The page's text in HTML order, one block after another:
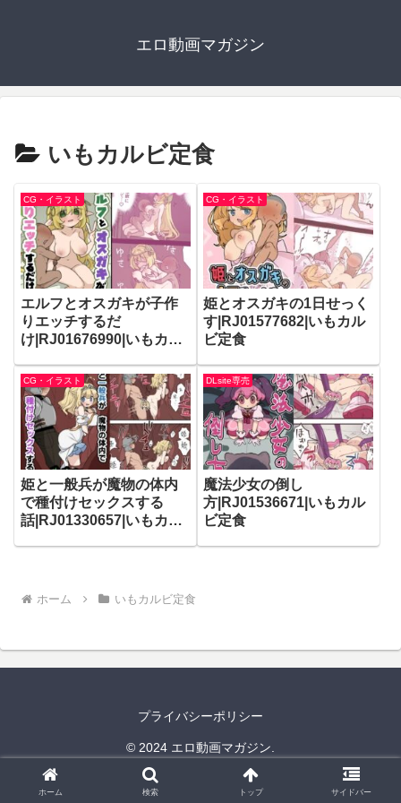
エロ動画マガジン
いもカルビ定食
CG・イラスト
エルフとオスガキが子作
りエッチするだ
け|RJ01676990|いもカル
CG・イラスト
姫とオスガキの1日せっく
す|RJ01577682|いもカル
ビ定食
CG・イラスト
姫と一般兵が魔物の体内
で種付けセックスする
話|RJ01330657|いもカル
DLsite専売
魔法少女の倒し
方|RJ01536671|いもカル
ビ定食
ホーム いもカルビ定食
プライバシーポリシー
© 2024 エロ動画マガジン.
ホーム 検索 トップ サイドバー